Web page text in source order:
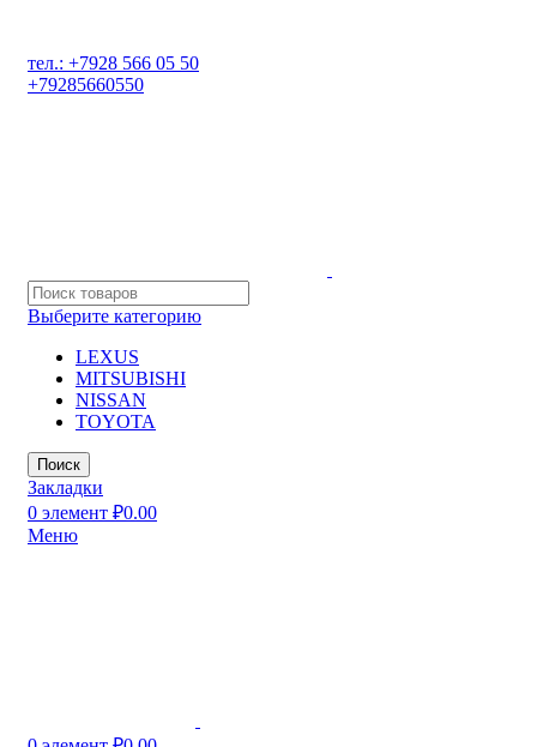
тел.: +7928 566 05 50
+79285660550
Выберите категорию
LEXUS
MITSUBISHI
NISSAN
TOYOTA
Поиск
Закладки
0 элемент ₽0.00
Меню